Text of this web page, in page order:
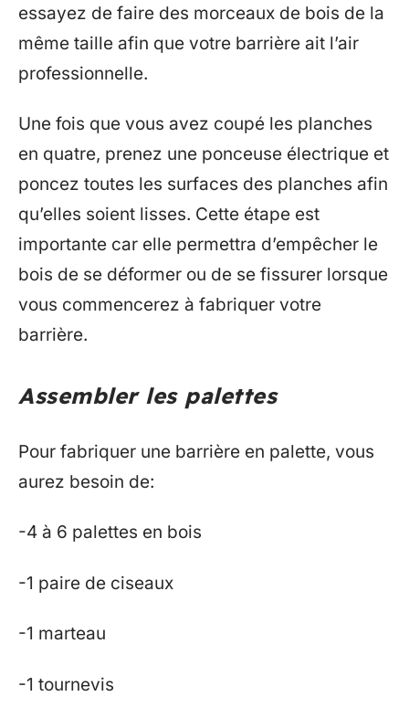
essayez de faire des morceaux de bois de la
même taille afin que votre barrière ait l’air
professionnelle.
Une fois que vous avez coupé les planches
en quatre, prenez une ponceuse électrique et
poncez toutes les surfaces des planches afin
qu’elles soient lisses. Cette étape est
importante car elle permettra d’empêcher le
bois de se déformer ou de se fissurer lorsque
vous commencerez à fabriquer votre
barrière.
Assembler les palettes
Pour fabriquer une barrière en palette, vous
aurez besoin de:
-4 à 6 palettes en bois
-1 paire de ciseaux
-1 marteau
-1 tournevis